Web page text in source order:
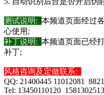
测试说明: 本频道页面经过
心使用;
补丁说明: 本频道页面已经
补丁;
风格咨询及定做联系:
QQ: 21400445 11012081
Tel: 13450110120